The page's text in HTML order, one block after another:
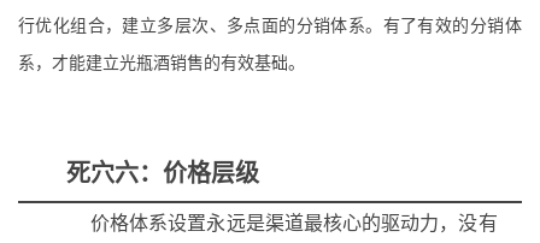
行优化组合，建立多层次、多点面的分销体系。有了有效的分销体
系，才能建立光瓶酒销售的有效基础。
死穴六：价格层级
价格体系设置永远是渠道最核心的驱动力，没有